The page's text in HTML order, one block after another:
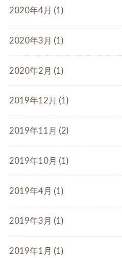
2020年4月 (1)
2020年3月 (1)
2020年2月 (1)
2019年12月 (1)
2019年11月 (2)
2019年10月 (1)
2019年4月 (1)
2019年3月 (1)
2019年1月 (1)